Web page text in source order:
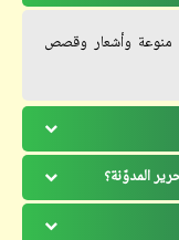
منوعة وأشعار وقصص
المدوّنة؟